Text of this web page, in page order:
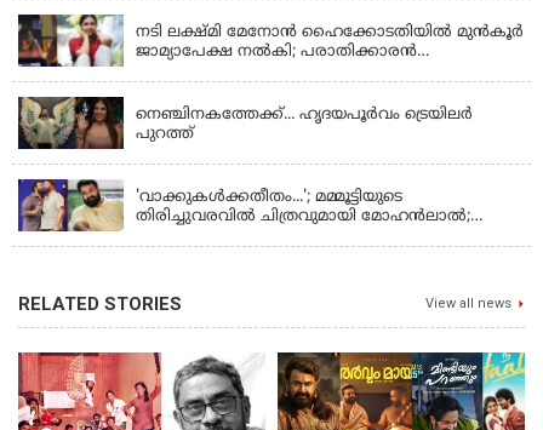
നടി ലക്ഷ്മി മേനോൻ ഹൈക്കോടതിയിൽ മുൻ‌കൂർ
ജാമ്യാപേക്ഷ നൽകി; പരാതിക്കാരൻ
നെഞ്ചിനകത്തേക്ക്... ഹൃദയപൂര്‍വം ട്രെയിലര്‍
പുറത്ത്
'വാക്കുകള്‍ക്കതീതം...'; മമ്മൂട്ടിയുടെ
തിരിച്ചുവരവില്‍ ചിത്രവുമായി മോഹന്‍ലാല്‍;
RELATED STORIES View all news